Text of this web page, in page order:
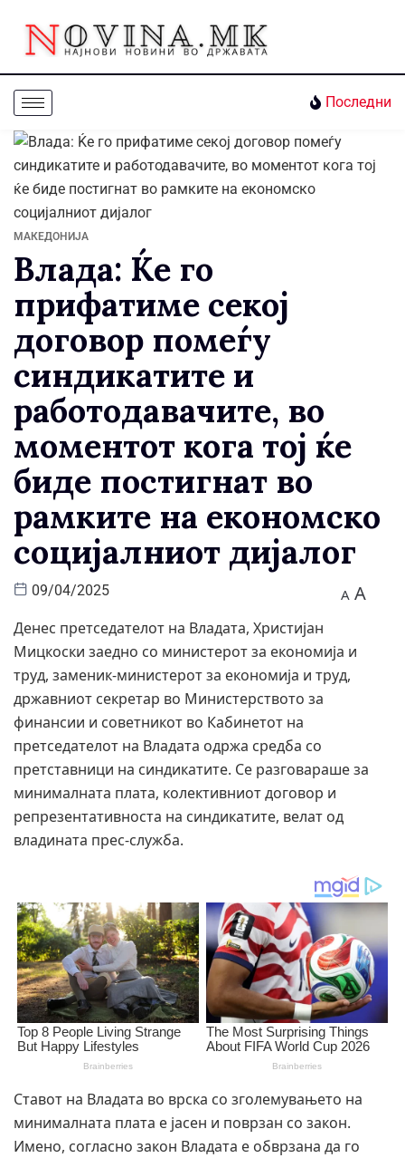
Последни
МАКЕДОНИЈА
Влада: Ќе го
прифатиме секој
договор помеѓу
синдикатите и
работодавачите, во
моментот кога тој ќе
биде постигнат во
рамките на економско
социјалниот дијалог
09/04/2025 A A
Денес претседателот на Владата, Христијан
Мицкоски заедно со министерот за економија и
труд, заменик-министерот за економија и труд,
државниот секретар во Министерството за
финансии и советникот во Кабинетот на
претседателот на Владата одржа средба со
претставници на синдикатите. Се разговараше за
минималната плата, колективниот договор и
репрезентативноста на синдикатите, велат од
владината прес-служба.
Ставот на Владата во врска со зголемувањето на
минималната плата е јасен и поврзан со закон.
Имено, согласно закон Владата е обврзана да го